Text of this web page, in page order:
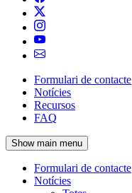
Navegació
principal
de
l'encapçalament
Formulari de contacte
Notícies
Recursos
FAQ
Show main menu
Navegació
Formulari de contacte
Notícies